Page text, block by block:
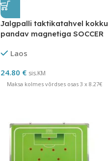
Jalgpalli taktikatahvel kokku
pandav magnetiga SOCCER
Laos
24.80 € sis.KM
Maksa kolmes võrdses osas 3 x 8.27€